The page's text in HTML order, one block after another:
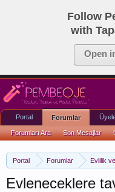
Follow
with
Open
Portal Forumlar Evlilik
Evleneceklere
Portal Forumlar
Forumları Ara Son Mesajlar